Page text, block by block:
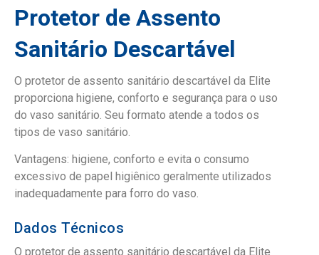
Protetor de Assento
Sanitário Descartável
O protetor de assento sanitário descartável da Elite
proporciona higiene, conforto e segurança para o uso
do vaso sanitário. Seu formato atende a todos os
tipos de vaso sanitário.
Vantagens: higiene, conforto e evita o consumo
excessivo de papel higiênico geralmente utilizados
inadequadamente para forro do vaso.
Dados Técnicos
O protetor de assento sanitário descartável da Elite